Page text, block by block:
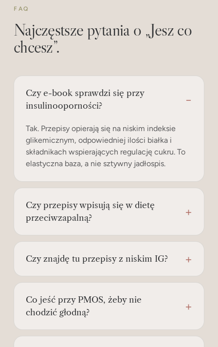
FAQ
Najczęstsze pytania o „Jesz co
chcesz”.
Czy e-book sprawdzi się przy
insulinooporności?
Tak. Przepisy opierają się na niskim indeksie
glikemicznym, odpowiedniej ilości białka i
składnikach wspierających regulację cukru. To
elastyczna baza, a nie sztywny jadłospis.
Czy przepisy wpisują się w dietę
przeciwzapalną?
Czy znajdę tu przepisy z niskim IG?
Co jeść przy PMOS, żeby nie
chodzić głodną?